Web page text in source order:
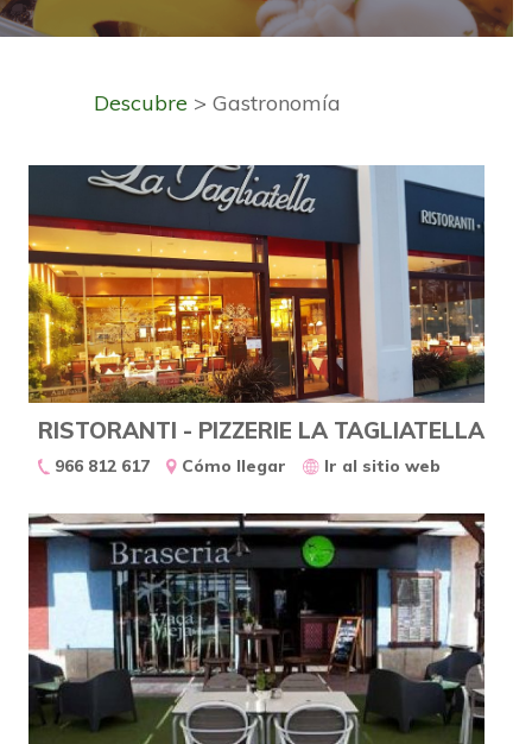
Descubre > Gastronomía
RISTORANTI - PIZZERIE LA TAGLIATELLA
966 812 617 Cómo llegar Ir al sitio web